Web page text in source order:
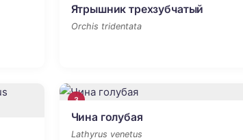
Ятрышник трехзубчатый
Orchis tridentata
3
Чина голубая
Lathyrus venetus